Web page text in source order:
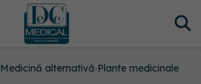
Medicină alternativă›Plante medicinale